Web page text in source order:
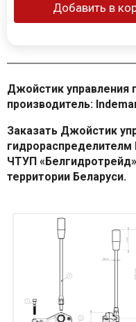
Добавить в
Джойстик управления
производитель:
Заказать Джойстик
ЧТУП
территории Беларуси.